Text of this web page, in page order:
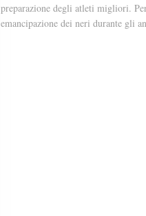
preparazione degli atleti migliori.
emancipazione dei neri durante gli